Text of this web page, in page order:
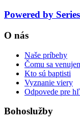
Powered by
O nás
Naše príbehy
Čomu sa
Kto sú baptisti
Vyznanie viery
Odpovede pre
Bohoslužby